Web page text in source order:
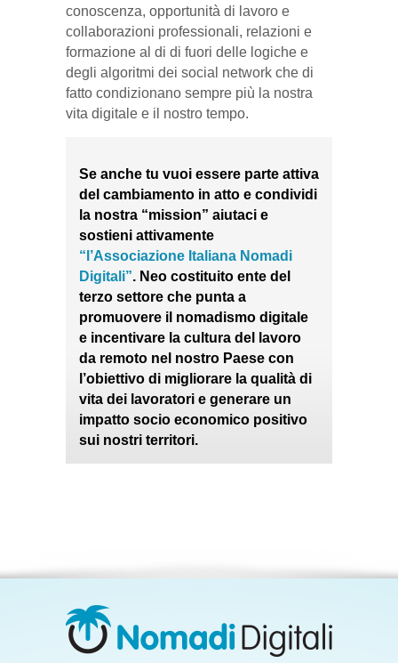
conoscenza, opportunità di lavoro e
collaborazioni professionali, relazioni e
formazione al di di fuori delle logiche e
degli algoritmi dei social network che di
fatto condizionano sempre più la nostra
vita digitale e il nostro tempo.
Se anche tu vuoi essere parte attiva
del cambiamento in atto e condividi
la nostra “mission” aiutaci e
sostieni attivamente
“l’Associazione Italiana Nomadi
Digitali”. Neo costituito ente del
terzo settore che punta a
promuovere il nomadismo digitale
e incentivare la cultura del lavoro
da remoto nel nostro Paese con
l’obiettivo di migliorare la qualità di
vita dei lavoratori e generare un
impatto socio economico positivo
sui nostri territori.